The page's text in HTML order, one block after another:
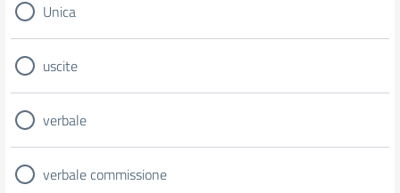
Unica
uscite
verbale
verbale commissione